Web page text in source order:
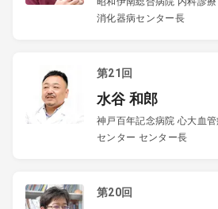
消化器病センター長
第21回
水谷 和郎
神戸百年記念病院 心大血
センター センター長
第20回